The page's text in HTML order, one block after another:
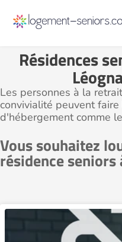
Résidences
Les personnes à la
convivialité peuvent
d'hébergement comme
Vous souhaitez
résidence